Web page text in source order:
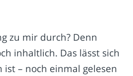
zu mir durch? Denn
inhaltlich. Das lässt sich
– noch einmal gelesen